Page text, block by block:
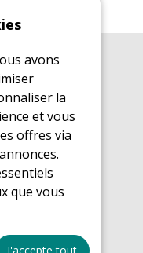
avons
la
et vous
offres via
que vous